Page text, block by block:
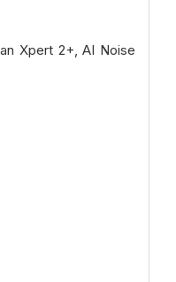
Xpert 2+, AI Noise